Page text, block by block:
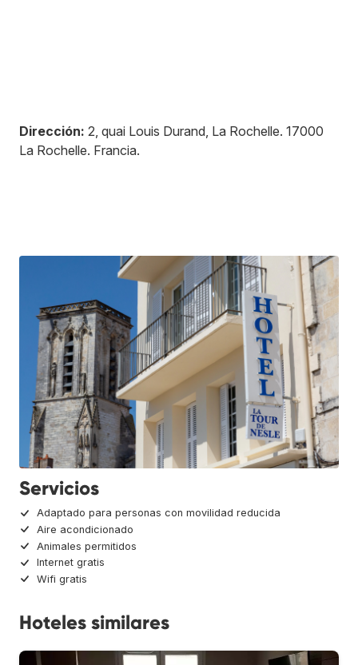
Dirección: 2, quai Louis Durand, La Rochelle. 17000
La Rochelle. Francia.
Servicios
Adaptado para personas con movilidad reducida
Aire acondicionado
Animales permitidos
Internet gratis
Wifi gratis
Hoteles similares